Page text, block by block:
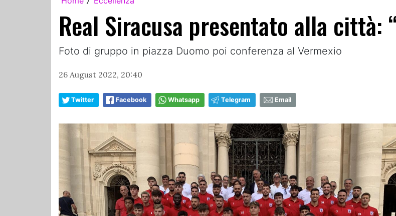
Real Siracusa presentato alla città:
Foto di gruppo in piazza Duomo poi conferenza al Vermexio
26 August 2022, 20:40
Twitter Facebook Whatsapp Telegram Email